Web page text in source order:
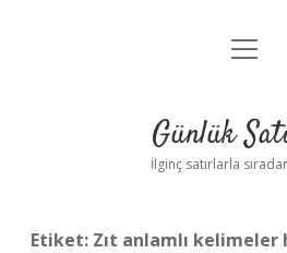
Anasayfa
Yasal
menüyü
Günlük
İlginç satırlarla
Etiket: Zıt anlamlı kelimeler